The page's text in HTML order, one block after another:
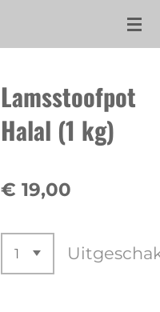
Lamsstoofpot
Halal (1 kg)
€ 19,00